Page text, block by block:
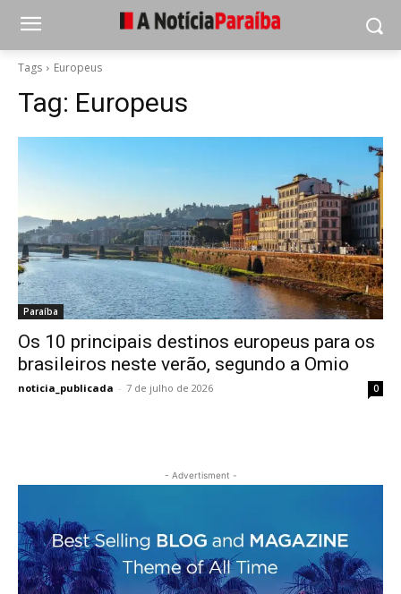
Tags Europeus
Tag: Europeus
Paraíba
Os 10 principais destinos europeus para os
brasileiros neste verão, segundo a Omio
noticia_publicada - 7 de julho de 2026 0
- Advertisment -